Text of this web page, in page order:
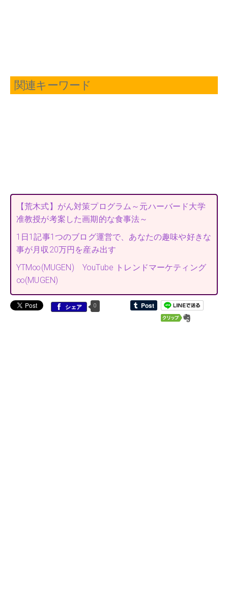
関連キーワード
【荒木式】がん対策プログラム～元ハーバード大学
准教授が考案した画期的な食事法～
1日1記事1つのブログ運営で、あなたの趣味や好きな
事が月収20万円を産み出す
YTM∞(MUGEN) YouTube トレンドマーケティング
∞(MUGEN)
シェア 0